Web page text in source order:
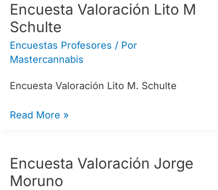
Encuesta Valoración Lito M
Schulte
Encuestas Profesores / Por
Mastercannabis
Encuesta Valoración Lito M. Schulte
Encuesta
M
Schulte
Read More »
Encuesta Valoración Jorge
Moruno